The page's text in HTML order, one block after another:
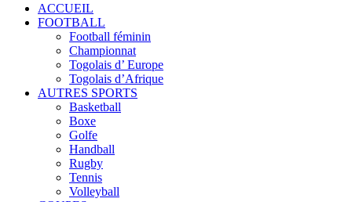
ACCUEIL
FOOTBALL
Football féminin
Championnat
Togolais d’ Europe
Togolais d’Afrique
AUTRES SPORTS
Basketball
Boxe
Golfe
Handball
Rugby
Tennis
Volleyball